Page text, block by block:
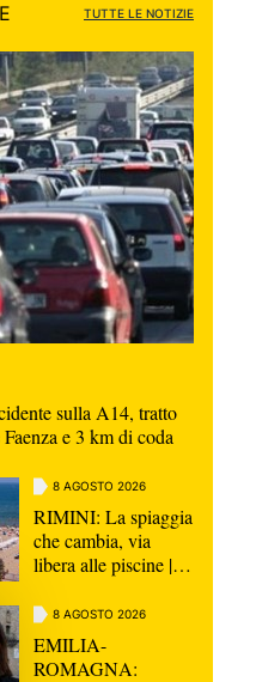
TUTTE LE NOTIZIE
sulla A14, tratto
e 3 km di coda
8 AGOSTO 2026
RIMINI: La spiaggia
che cambia, via
libera alle piscine |
8 AGOSTO 2026
EMILIA-
ROMAGNA: